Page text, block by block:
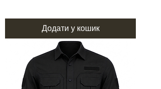
Додати у кошик